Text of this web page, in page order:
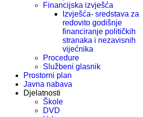
Financijska izvješća
Izvješća- sredstava za
redovito godišnje
financiranje političkih
stranaka i nezavisnih
vijećnika
Procedure
Službeni glasnik
Prostorni plan
Javna nabava
Djelatnosti
Škole
DVD